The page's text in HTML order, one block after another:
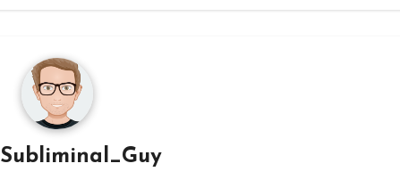
Subliminal_Guy